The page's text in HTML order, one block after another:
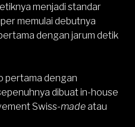
menjadi standar
memulai debutnya
dengan jarum detik
pertama dengan
dibuat in-house
Swiss-madeatau